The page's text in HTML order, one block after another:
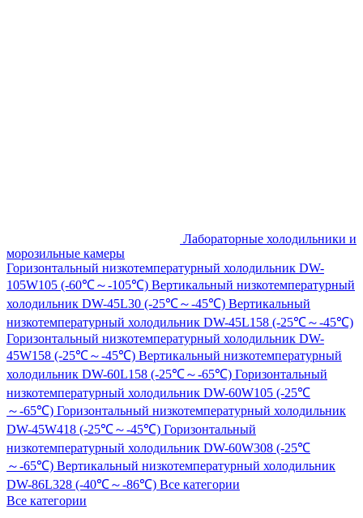
Лабораторные холодильники и
морозильные камеры
Горизонтальный низкотемпературный холодильник DW-
105W105 (-60℃～-105℃) Вертикальный низкотемпературный
холодильник DW-45L30 (-25℃～-45℃) Вертикальный
низкотемпературный холодильник DW-45L158 (-25℃～-45℃)
Горизонтальный низкотемпературный холодильник DW-
45W158 (-25℃～-45℃) Вертикальный низкотемпературный
холодильник DW-60L158 (-25℃～-65℃) Горизонтальный
низкотемпературный холодильник DW-60W105 (-25℃
～-65℃) Горизонтальный низкотемпературный холодильник
DW-45W418 (-25℃～-45℃) Горизонтальный
низкотемпературный холодильник DW-60W308 (-25℃
～-65℃) Вертикальный низкотемпературный холодильник
DW-86L328 (-40℃～-86℃) Все категории
Все категории